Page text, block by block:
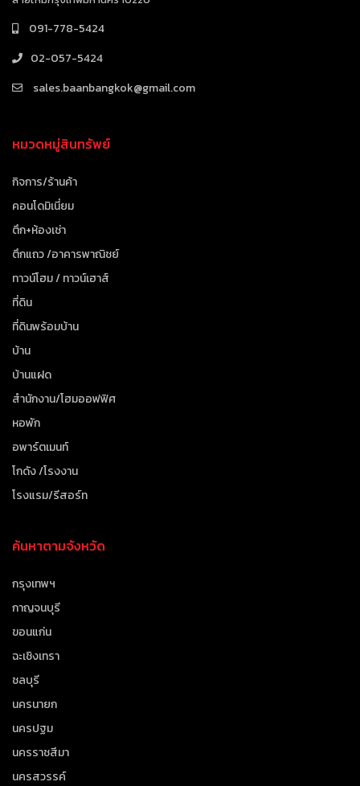
091-778-5424
02-057-5424
sales.baanbangkok@gmail.com
หมวดหมู่สินทรัพย์
กิจการ/ร้านค้า
คอนโดมิเนี่ยม
ตึก+ห้องเช่า
ตึกแถว /อาคารพาณิชย์
ทาวน์โฮม / ทาวน์เฮาส์
ที่ดิน
ที่ดินพร้อมบ้าน
บ้าน
บ้านแฝด
สำนักงาน/โฮมออฟฟิศ
หอพัก
อพาร์ตเมนท์
โกดัง /โรงงาน
โรงแรม/รีสอร์ท
ค้นหาตามจังหวัด
กรุงเทพฯ
กาญจนบุรี
ขอนแก่น
ฉะเชิงเทรา
ชลบุรี
นครนายก
นครปฐม
นครราชสีมา
นครสวรรค์